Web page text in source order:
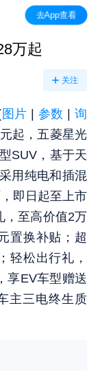
去App查看
万起
关注
图片 参数 |询
起，五菱星光
SUV，基于天
用纯电和插混
即日起至上市
，至高价值2万
置换补贴；超
轻松出行礼，
享EV车型赠送
主三电终生质